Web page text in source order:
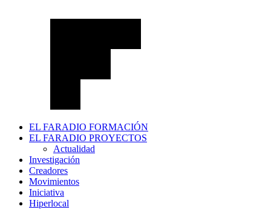
EL FARADIO FORMACIÓN
EL FARADIO PROYECTOS
Actualidad
Investigación
Creadores
Movimientos
Iniciativa
Hiperlocal